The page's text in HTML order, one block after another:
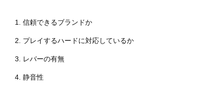
信頼できるブランドか
プレイするハードに対応しているか
レバーの有無
静音性